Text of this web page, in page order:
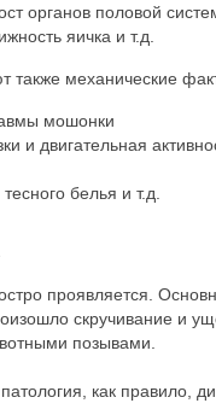
органов половой
яичка и т.д.
также механические
мошонки
и двигательная
белья и т.д.
проявляется.
скручивание и
позывами.
как правило,